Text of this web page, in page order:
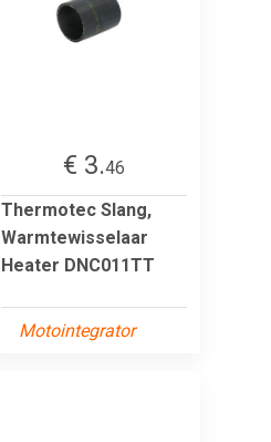
€ 3.46
Thermotec Slang,
Warmtewisselaar
Heater DNC011TT
Motointegrator